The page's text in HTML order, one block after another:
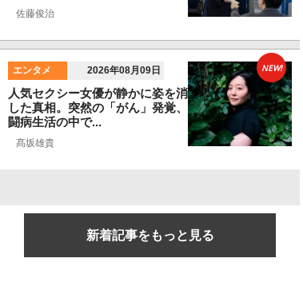
佐藤俊治
エンタメ 2026年08月09日
人気セクシー女優が静かに姿を消
した真相。突然の「がん」発覚、
闘病生活の中で...
髙坂雄貴
NEW!
新着記事をもっと見る